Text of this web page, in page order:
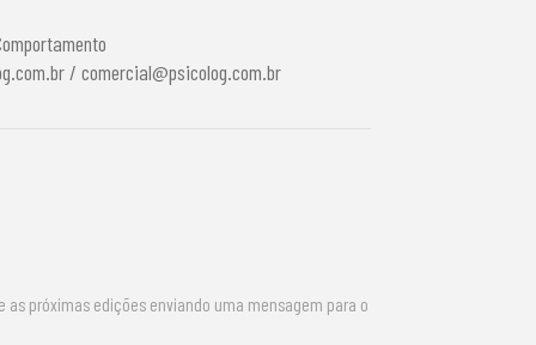
/comercial@psicolog.com.br
próximas edições enviando uma mensagem para o